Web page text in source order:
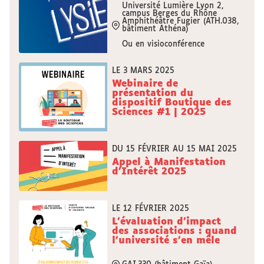
Université Lumière Lyon 2,
campus Berges du Rhône
Amphithéâtre Fugier (ATH.038,
bâtiment Athéna)
Ou en visioconférence
LE 3 MARS 2025
Webinaire de
présentation du
dispositif Boutique des
Sciences #1 | 2025
DU 15 FÉVRIER AU 15 MAI 2025
Appel à Manifestation
d'Intérêt 2025
LE 12 FÉVRIER 2025
L’évaluation d’impact
des associations : quand
l’université s’en mêle